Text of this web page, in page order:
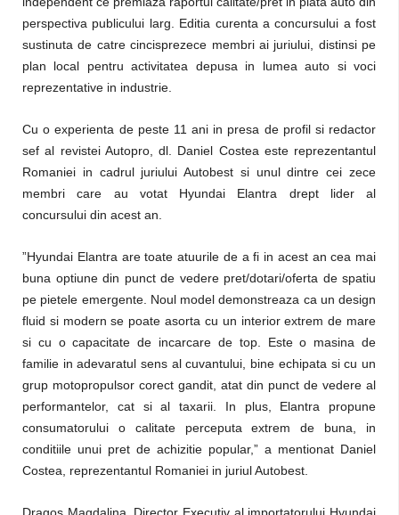
perspectiva publicului larg. Editia curenta a concursului a fost
sustinuta de catre cincisprezece membri ai juriului, distinsi pe
plan local pentru activitatea depusa in lumea auto si voci
reprezentative in industrie.
Cu o experienta de peste 11 ani in presa de profil si redactor
sef al revistei Autopro, dl. Daniel Costea este reprezentantul
Romaniei in cadrul juriului Autobest si unul dintre cei zece
membri care au votat Hyundai Elantra drept lider al
concursului din acest an.
”Hyundai Elantra are toate atuurile de a fi in acest an cea mai
buna optiune din punct de vedere pret/dotari/oferta de spatiu
pe pietele emergente. Noul model demonstreaza ca un design
fluid si modern se poate asorta cu un interior extrem de mare
si cu o capacitate de incarcare de top. Este o masina de
familie in adevaratul sens al cuvantului, bine echipata si cu un
grup motopropulsor corect gandit, atat din punct de vedere al
performantelor, cat si al taxarii. In plus, Elantra propune
consumatorului o calitate perceputa extrem de buna, in
conditiile unui pret de achizitie popular,” a mentionat Daniel
Costea, reprezentantul Romaniei in juriul Autobest.